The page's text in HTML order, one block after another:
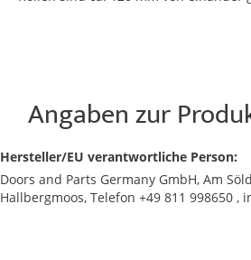
Angaben zur
Hersteller/EU verantwortliche Person:
Doors and Parts Germany GmbH, Am
Hallbergmoos, Telefon +49 811 998650 ,